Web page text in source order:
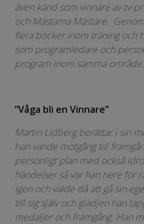
även känd som vinnare av tv-
och Mästarna Mästare.
flera böcker inom träning och
som programledare och
program inom samma område.
”Våga bli en Vinnare”
Martin Lidberg berättar i sin
han vände motgång till
personligt plan med också
händelser så var han nere för
igen och valde då att gå sin
till sig själv och glädjen han
medaljer och framgång. Han